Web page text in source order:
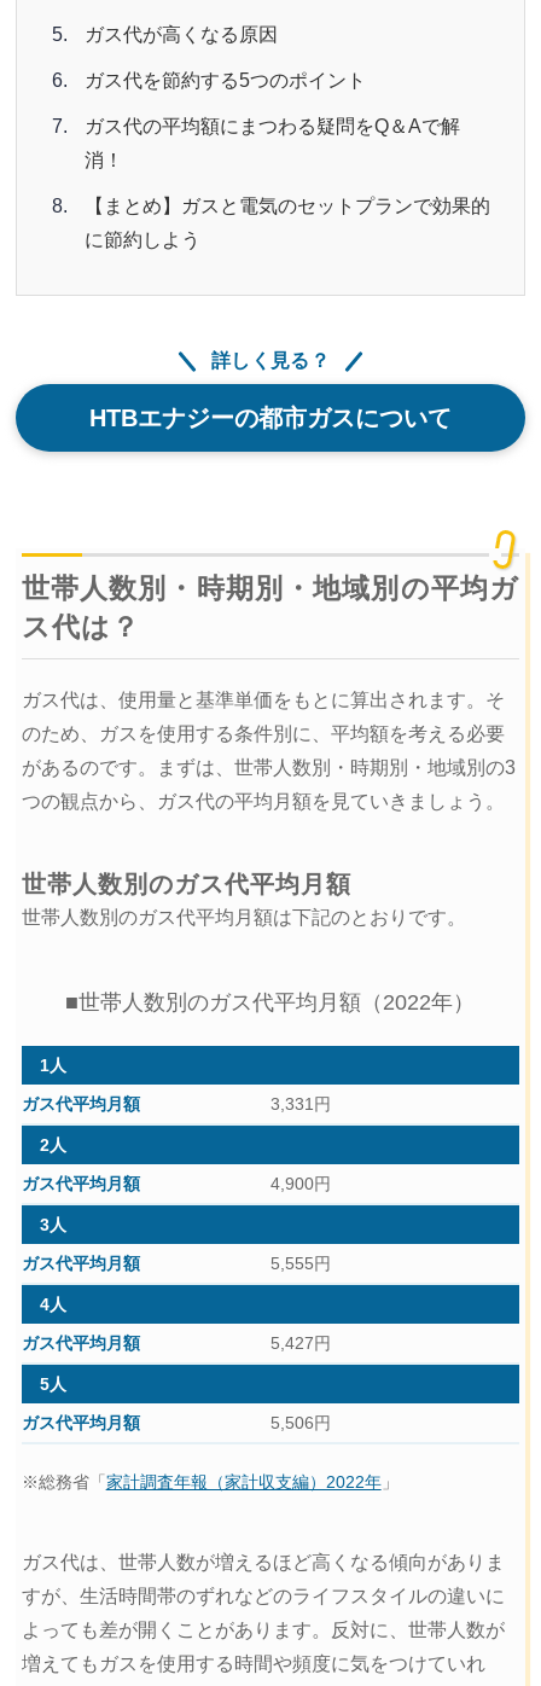
ガス代が高くなる原因
ガス代を節約する5つのポイント
ガス代の平均額にまつわる疑問をQ＆Aで解
消！
【まとめ】ガスと電気のセットプランで効果的
に節約しよう
詳しく見る？
HTBエナジーの都市ガスについて
世帯人数別・時期別・地域別の平均ガ
ス代は？
ガス代は、使用量と基準単価をもとに算出されます。そ
のため、ガスを使用する条件別に、平均額を考える必要
があるのです。まずは、世帯人数別・時期別・地域別の3
つの観点から、ガス代の平均月額を見ていきましょう。
世帯人数別のガス代平均月額
世帯人数別のガス代平均月額は下記のとおりです。
■世帯人数別のガス代平均月額（2022年）
1人
3,331円
2人
4,900円
3人
5,555円
4人
5,427円
5人
5,506円
※総務省「 家計調査年報（家計収支編）2022年」
ガス代は、世帯人数が増えるほど高くなる傾向がありま
すが、生活時間帯のずれなどのライフスタイルの違いに
よっても差が開くことがあります。反対に、世帯人数が
増えてもガスを使用する時間や頻度に気をつけていれ